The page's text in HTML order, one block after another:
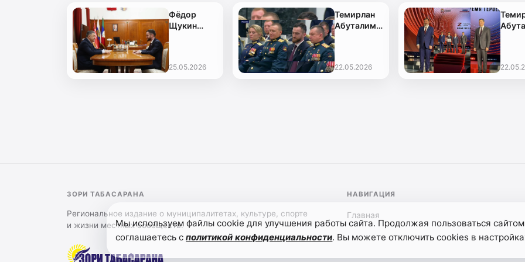
Фёдор
Щукин
с Героем
России
Темирланом
25.05.2026
Темирлан
Абуталимов
встретился
с
президентом
в Кремле
22.05.2026
ЗОРИ ТАБАСАРАНА
Региональное издание о муниципалитетах, культуре, спорте
и жизни местных сообществ.
НАВИГАЦИЯ
Главная
Мы используем файлы cookie для улучшения работы сайта. Продолжая пользоваться
соглашаетесь сполитикой конфиденциальности. Вы можете отключить cookies в